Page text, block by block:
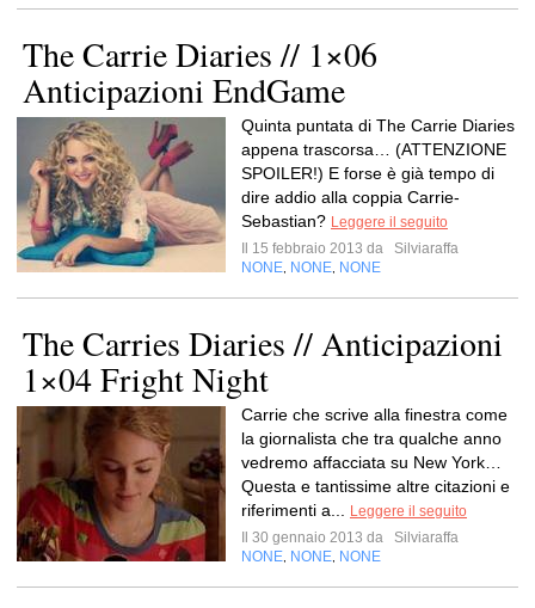
The Carrie Diaries // 1×06
Anticipazioni EndGame
Quinta puntata di The Carrie Diaries
appena trascorsa… (ATTENZIONE
SPOILER!) E forse è già tempo di
dire addio alla coppia Carrie-
Sebastian? Leggere il seguito
Il 15 febbraio 2013 da
Silviaraffa
NONE NONE NONE
The Carries Diaries // Anticipazioni
1×04 Fright Night
Carrie che scrive alla finestra come
la giornalista che tra qualche anno
vedremo affacciata su New York…
Questa e tantissime altre citazioni e
riferimenti a...
Leggere il seguito
Il 30 gennaio 2013 da
Silviaraffa
NONE NONE NONE